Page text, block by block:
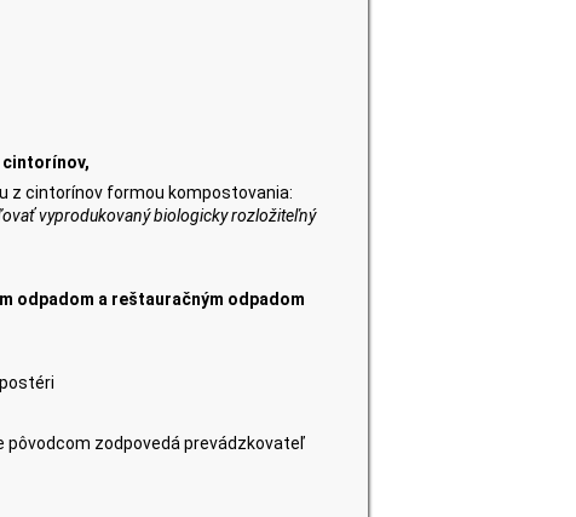
cintorínov,
z cintorínov formou kompostovania:
vyprodukovaný biologicky rozložiteľný
odpadom a reštauračným odpadom
pôvodcom zodpovedá prevádzkovateľ